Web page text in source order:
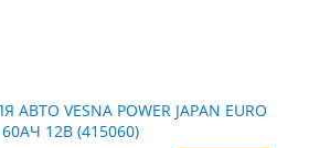
VESNA POWER JAPAN EURO
60АЧ 12В (415060)